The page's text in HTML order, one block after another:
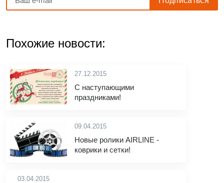
Похожие новости:
27.12.2015
С наступающими
праздниками!
09.04.2015
Новые ролики AIRLINE -
коврики и сетки!
03.04.2015